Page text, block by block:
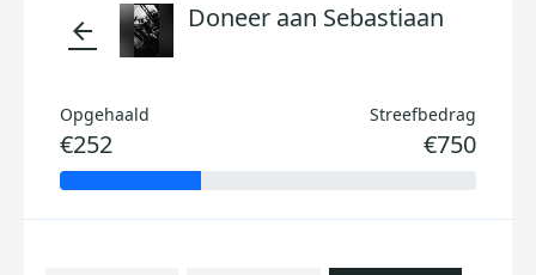
arrow_back Doneer aan Sebastiaan
Opgehaald
€252
Streefbedrag
€750